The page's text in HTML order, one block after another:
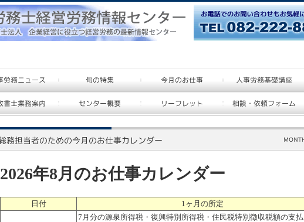
2026年8月のお仕事カレンダー
日付 1ヶ月の所定
7月分の源泉所得税・復興特別所得税・住民税特別徴収税額の支払